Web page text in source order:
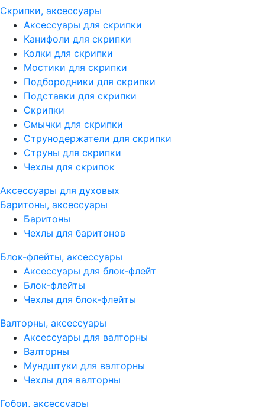
Скрипки, аксессуары
Аксессуары для скрипки
Канифоли для скрипки
Колки для скрипки
Мостики для скрипки
Подбородники для скрипки
Подставки для скрипки
Скрипки
Смычки для скрипки
Струнодержатели для скрипки
Струны для скрипки
Чехлы для скрипок
Аксессуары для духовых
Баритоны, аксессуары
Баритоны
Чехлы для баритонов
Блок-флейты, аксессуары
Аксессуары для блок-флейт
Блок-флейты
Чехлы для блок-флейты
Валторны, аксессуары
Аксессуары для валторны
Валторны
Мундштуки для валторны
Чехлы для валторны
Гобои, аксессуары